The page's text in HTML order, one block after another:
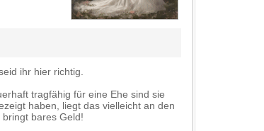
ihr hier richtig.
tragfähig für eine Ehe sind sie
haben, liegt das vielleicht an den
bares Geld!